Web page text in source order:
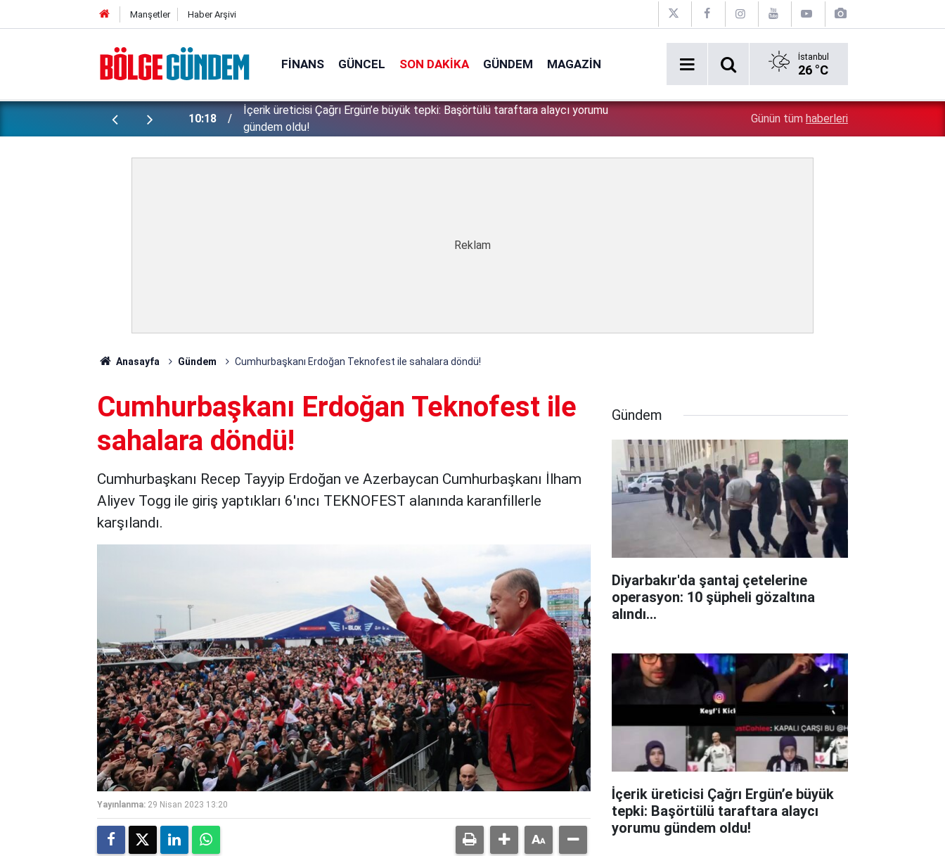
Manşetler Haber Arşivi
FINANS GÜNCEL SON DAKIKA GÜNDEM MAGAZIN İstanbul
26 °C
Başörtülü taraftara alaycı yorumu
09:51
Bu sıcaklar yakıp kavuracak! Hafta sonu hava nasıl, bugün hava nasıl olacak?
İşte, 5 günlük hava durumu
Terörsüz Türkiye yasa teklifi TBMM Adalet
Günün tüm haberleri
Anasayfa Gündem Cumhurbaşkanı Erdoğan Teknofest ile sahalara döndü!
Cumhurbaşkanı Erdoğan Teknofest ile
sahalara döndü!
Cumhurbaşkanı Recep Tayyip Erdoğan ve Azerbaycan Cumhurbaşkanı İlham
Aliyev Togg ile giriş yaptıkları 6'ıncı TEKNOFEST alanında karanfillerle
karşılandı.
Yayınlanma: 29 Nisan 2023 13:20
Gündem
Diyarbakır'da şantaj çetelerine
operasyon: 10 şüpheli gözaltına
alındı...
İçerik üreticisi Çağrı Ergün’e büyük
tepki: Başörtülü taraftara alaycı
yorumu gündem oldu!